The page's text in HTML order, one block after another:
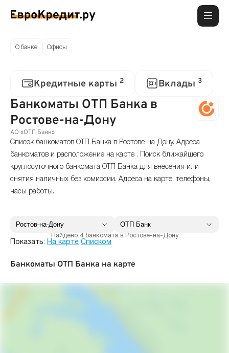
О банке Офисы
Кредитные карты 2 Вклады 3
Банкоматы ОТП Банка в
Ростове-на-Дону
АО «ОТП Банк»
Список банкоматов ОТП Банка в Ростове-на-Дону. Адреса
банкоматов и расположение на карте . Поиск ближайшего
круглосуточного банкомата ОТП Банка для внесения или
снятия наличных без комиссии. Адреса на карте, телефоны,
часы работы.
Найдено 4 банкомата в Ростове-на-Дону
Показать: На карте Списком
Банкоматы ОТП Банка на карте